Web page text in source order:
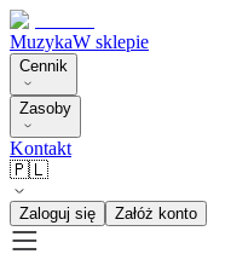
MuzykaW sklepie
Cennik
Zasoby
Kontakt
🇵🇱
Zaloguj się Załóż konto